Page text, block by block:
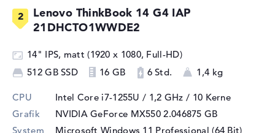
Lenovo ThinkBook 14 G4 IAP
21DHCTO1WWDE2
14" IPS, matt (1920 x 1080, Full-HD)
512 GB SSD
16 GB 6 Std. 1,4 kg
CPU Intel Core i7-1255U / 1,2 GHz / 10 Kerne
Grafik
NVIDIA GeForce MX550 2.046875 GB
System
Microsoft Windows 11 Professional (64 Bit)